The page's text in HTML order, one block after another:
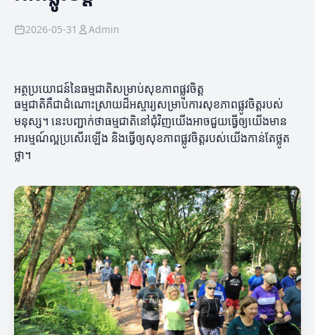
2026-05-31 Admin
អត្ថប្រយោជន៍នៃធម្មជាតិសម្រាប់សុខភាពផ្លូវចិត្ត
ធម្មជាតិគឺជាដំណោះស្រាយដ៏អស្ចារ្យសម្រាប់ការសុខភាពផ្លូវចិត្តរបស់
មនុស្ស។ នេះបញ្ជាក់ថាធម្មជាតិនៅជុំវិញយើងអាចជួយធ្វើឲ្យយើងមាន
អារម្មណ៍ល្អប្រសើរឡើង និងធ្វើឲ្យសុខភាពផ្លូវចិត្តរបស់យើងកាន់តែថ្លូត
ថ្លា។